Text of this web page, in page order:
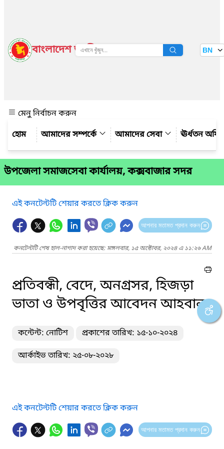
বাংলাদেশ জাতীয় তথ্য বাতায়ন BN
মেনু নির্বাচন করুন
আমাদের সম্পর্কে
আমাদের সেবা ঊর্ধতন
উপজেলা সমাজসেবা কার্যালয়, কক্সবাজার সদর
এই কনটেন্টটি শেয়ার করতে ক্লিক করুন
আপনার মতামত প্রদান করুন
কনটেন্টটি শেষ হাল-নাগাদ করা হয়েছে: মঙ্গলবার, ১৫ অক্টোবর, ২০২৪ এ ১১:২৬ AM
প্রতিবন্ধী, বেদে, অনগ্রসর, হিজড়া
ভাতা ও উপবৃত্তির আবেদন আহবান
কন্টেন্ট: নোটিশ প্রকাশের তারিখ: ১৫-১০-২০২৪
আর্কাইভ তারিখ: ২৫-০৮-২০২৮
এই কনটেন্টটি শেয়ার করতে ক্লিক করুন
আপনার মতামত প্রদান করুন